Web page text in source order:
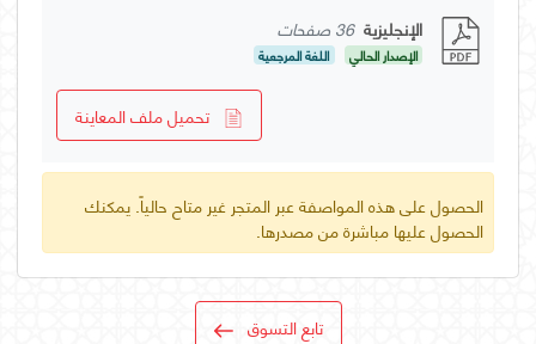
الإنجليزية 36 صفحات
الإصدار الحالي اللغة المرجعية
تحميل ملف المعاينة
الحصول على هذه المواصفة عبر المتجر غير متاح حالياً. يمكنك
الحصول عليها مباشرة من مصدرها.
تابع التسوق